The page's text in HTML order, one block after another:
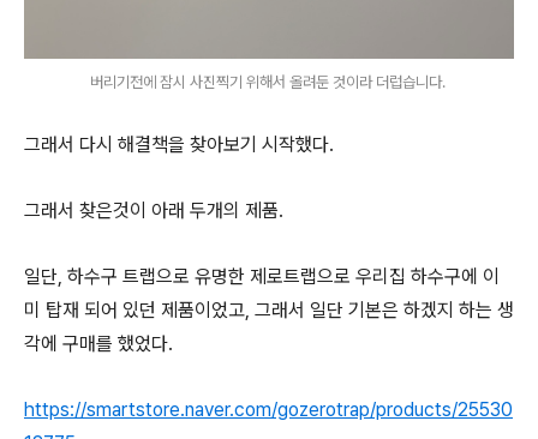
버리기전에 잠시 사진찍기 위해서 올려둔 것이라 더럽습니다.
그래서 다시 해결책을 찾아보기 시작했다.
그래서 찾은것이 아래 두개의 제품.
일단, 하수구 트랩으로 유명한 제로트랩으로 우리집 하수구에 이
미 탑재 되어 있던 제품이었고, 그래서 일단 기본은 하겠지 하는 생
각에 구매를 했었다.
https://smartstore.naver.com/gozerotrap/products/25530